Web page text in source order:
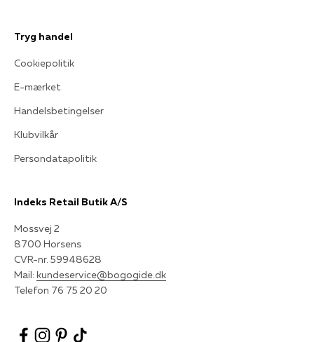
Tryg handel
Cookiepolitik
E-mærket
Handelsbetingelser
Klubvilkår
Persondatapolitik
Indeks Retail Butik A/S
Mossvej 2
8700 Horsens
CVR-nr. 59948628
Mail: kundeservice@bogogide.dk
Telefon 76 75 20 20